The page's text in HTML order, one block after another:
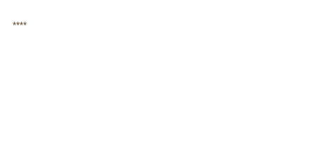
****